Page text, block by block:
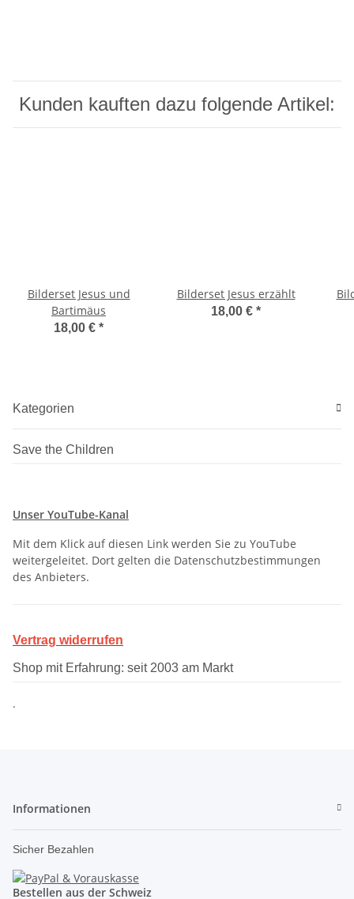
Kunden kauften dazu folgende Artikel:
Bilderset Jesus und
Bartimäus
18,00 € *
Bilderset Jesus erzählt
18,00 € *
Kategorien
Save the Children
Unser YouTube-Kanal
Mit dem Klick auf diesen Link werden Sie zu YouTube
weitergeleitet. Dort gelten die Datenschutzbestimmungen
des Anbieters.
Vertrag widerrufen
Shop mit Erfahrung: seit 2003 am Markt
.
Informationen
Sicher Bezahlen
Bestellen aus der Schweiz